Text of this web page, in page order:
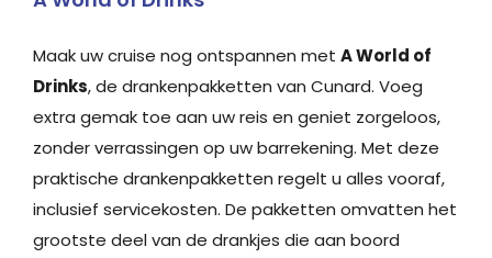
Maak uw cruise nog ontspannen met A World of
Drinks, de drankenpakketten van Cunard. Voeg
extra gemak toe aan uw reis en geniet zorgeloos,
zonder verrassingen op uw barrekening. Met deze
praktische drankenpakketten regelt u alles vooraf,
inclusief servicekosten. De pakketten omvatten het
grootste deel van de drankjes die aan boord